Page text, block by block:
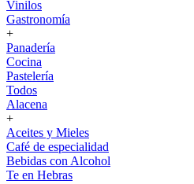
Vinilos
Gastronomía
+
Panadería
Cocina
Pastelería
Todos
Alacena
+
Aceites y Mieles
Café de especialidad
Bebidas con Alcohol
Te en Hebras